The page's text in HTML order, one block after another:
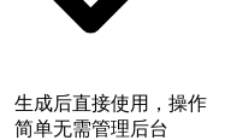
生成后直接使用，操作
简单无需管理后台